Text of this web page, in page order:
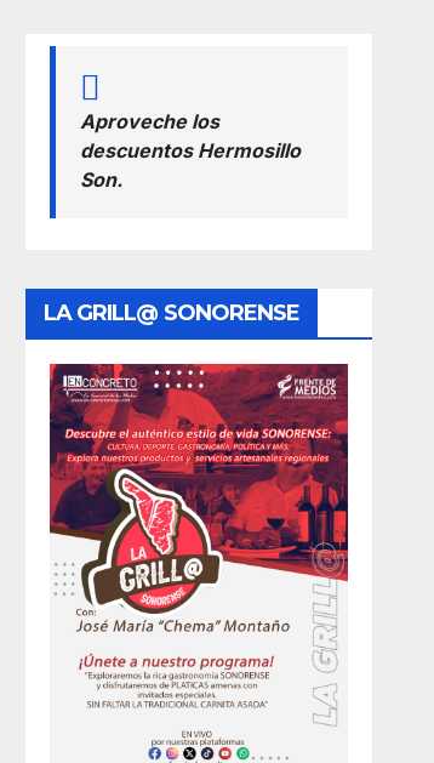
Aproveche los
descuentos Hermosillo
Son.
LA GRILL@ SONORENSE